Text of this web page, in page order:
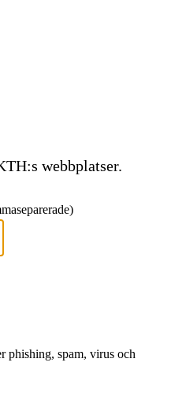
webbplatser.
phishing, spam, virus och